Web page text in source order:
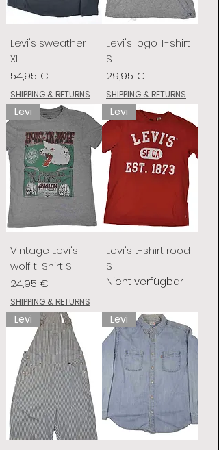
Levi's sweather
XL
Preis
54,95 €
SHIPPING & RETURNS
Levi's logo T-shirt
S
Preis
29,95 €
SHIPPING & RETURNS
Levi
Vintage Levi's
wolf t-Shirt S
Preis
24,95 €
SHIPPING & RETURNS
Levi
Levi's t-shirt rood
S
Nicht verfügbar
Levi Levi